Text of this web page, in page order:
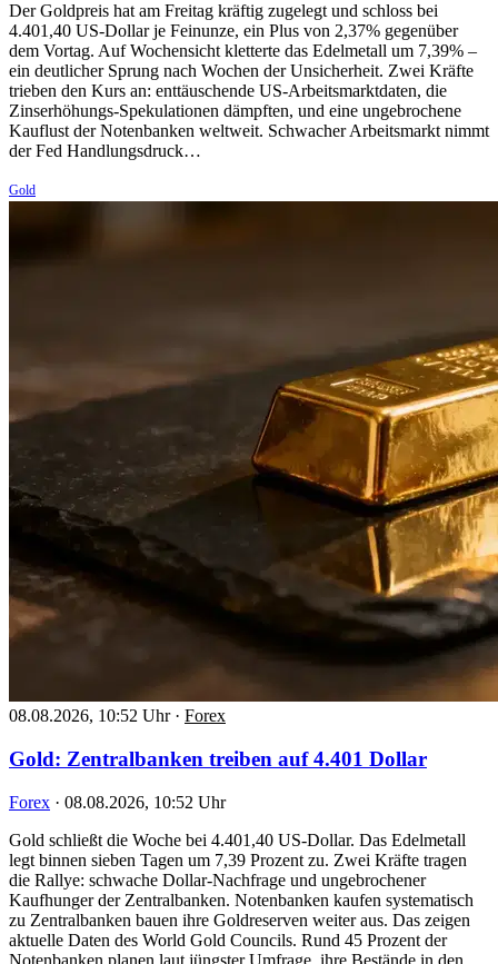
Der Goldpreis hat am Freitag kräftig zugelegt und schloss bei
4.401,40 US-Dollar je Feinunze, ein Plus von 2,37% gegenüber
dem Vortag. Auf Wochensicht kletterte das Edelmetall um 7,39% –
ein deutlicher Sprung nach Wochen der Unsicherheit. Zwei Kräfte
trieben den Kurs an: enttäuschende US-Arbeitsmarktdaten, die
Zinserhöhungs-Spekulationen dämpften, und eine ungebrochene
Kauflust der Notenbanken weltweit. Schwacher Arbeitsmarkt nimmt
der Fed Handlungsdruck…
Gold
08.08.2026, 10:52 Uhr · Forex
Gold: Zentralbanken treiben auf 4.401 Dollar
Forex · 08.08.2026, 10:52 Uhr
Gold schließt die Woche bei 4.401,40 US-Dollar. Das Edelmetall
legt binnen sieben Tagen um 7,39 Prozent zu. Zwei Kräfte tragen
die Rallye: schwache Dollar-Nachfrage und ungebrochener
Kaufhunger der Zentralbanken. Notenbanken kaufen systematisch
zu Zentralbanken bauen ihre Goldreserven weiter aus. Das zeigen
aktuelle Daten des World Gold Councils. Rund 45 Prozent der
Notenbanken planen laut jüngster Umfrage, ihre Bestände in den…